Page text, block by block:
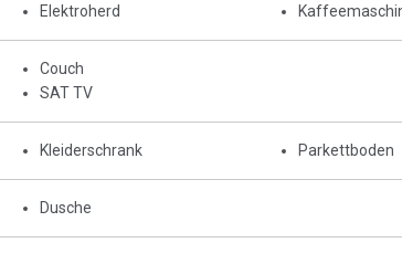
Elektroherd
Couch
SAT TV
Kleiderschrank Parkettboden
Dusche